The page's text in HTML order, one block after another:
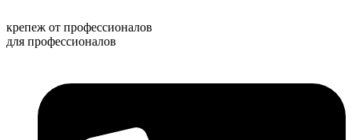
к
содержимому
крепеж от профессионалов
для профессионалов